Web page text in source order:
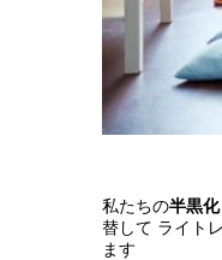
私たちの半黒
替して ライト
ます